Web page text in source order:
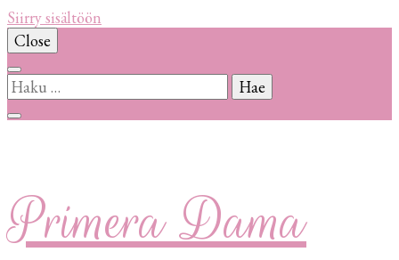
Siirry sisältöön
Close
Haku:
Primera Dama